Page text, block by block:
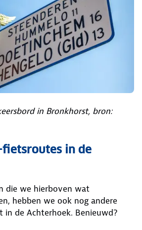
in Bronkhorst, bron:
fietsroutes in de
die we hierboven wat
hebben we ook nog andere
in de Achterhoek. Benieuwd?